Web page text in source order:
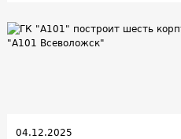
04.12.2025